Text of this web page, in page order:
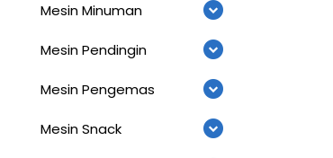
Mesin Minuman
Mesin Pendingin
Mesin Pengemas
Mesin Snack